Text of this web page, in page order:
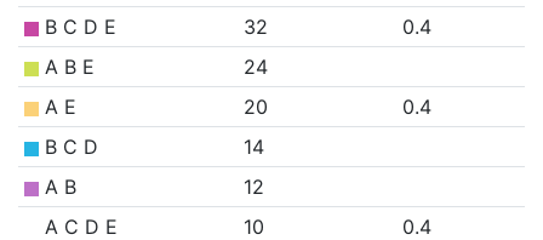
B C D E
32
0.4
A B E
24
A E
20
0.4
B C D
14
A B
12
A C D E
10
0.4